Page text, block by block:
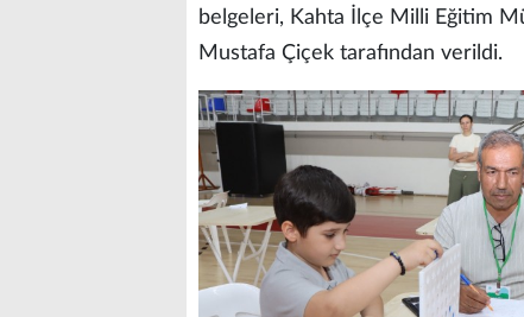
belgeleri, Kahta İlçe Milli Eğitim
Mustafa Çiçek tarafından verildi.